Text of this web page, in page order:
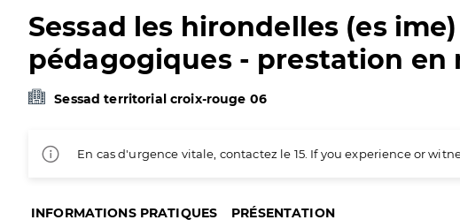
Sessad les hirondelles (es
pédagogiques - prestation
Sessad territorial croix-rouge 06
En cas d'urgence vitale, contactez le 15. If you experience or
INFORMATIONS PRATIQUES PRÉSENTATION